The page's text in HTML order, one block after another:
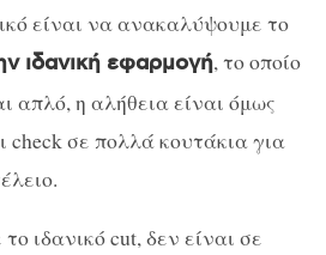
είναι να ανακαλύψουμε το
ιδανική εφαρμογή, το οποίο
απλό, η αλήθεια είναι όμως
check σε πολλά κουτάκια για
ιδανικό cut, δεν είναι σε